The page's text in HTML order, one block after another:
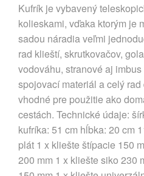
Kufrík je vybavený
kolieskami, vďaka ktorým je
sadou náradia veľmi
rad klieští, skrutkovačov,
vodováhu, stranové aj
spojovací materiál a celý
vhodné pre použitie ako
cestách. Technické údaje:
kufríka: 51 cm hĺbka: 20 cm
plát 1 x kliešte štípacie 150
200 mm 1 x kliešte siko 230